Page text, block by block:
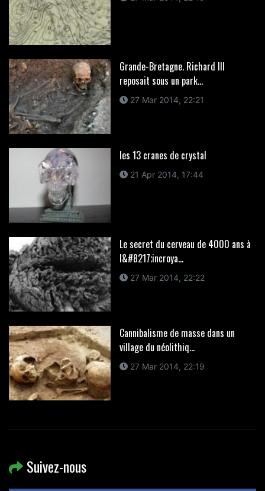
Grande-Bretagne. Richard III
reposait sous un park...
27 Mar 2014, 22:21
les 13 cranes de crystal
21 Apr 2014, 17:44
Le secret du cerveau de 4000 ans à
l&#8217;incroya...
27 Mar 2014, 22:22
Cannibalisme de masse dans un
village du néolithiq...
27 Mar 2014, 22:19
Suivez-nous